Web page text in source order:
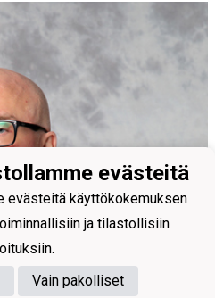
evästeitä
evästeitä käyttökokemuksen
ja tilastollisiin
Vain pakolliset